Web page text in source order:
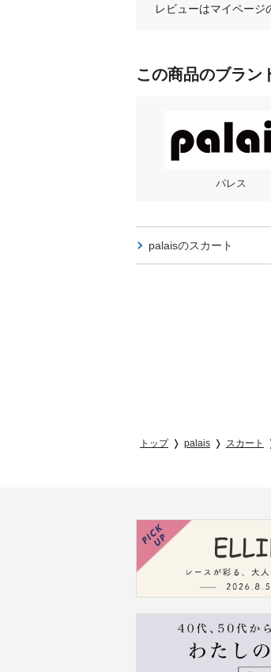
レビューはマイページ
この商品のブラン
パレス
palaisのスカート
トップ palais スカート